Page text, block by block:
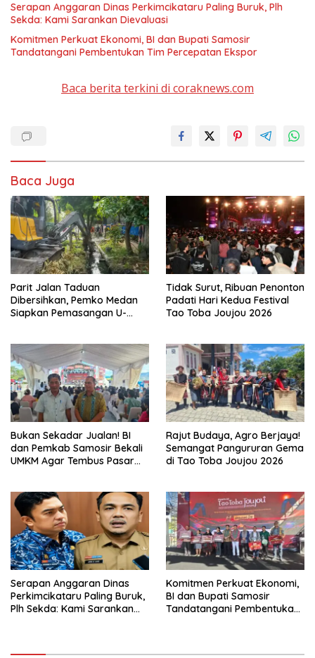
Serapan Anggaran Dinas Perkimcikataru Paling Buruk, Plh
Sekda: Kami Sarankan Dievaluasi
Komitmen Perkuat Ekonomi, BI dan Bupati Samosir
Tandatangani Pembentukan Tim Percepatan Ekspor
Baca berita terkini di coraknews.com
Baca Juga
Parit Jalan Taduan
Dibersihkan, Pemko Medan
Siapkan Pemasangan U-
Tidak Surut, Ribuan Penonton
Padati Hari Kedua Festival
Tao Toba Joujou 2026
Bukan Sekadar Jualan! BI
dan Pemkab Samosir Bekali
UMKM Agar Tembus Pasar
Rajut Budaya, Agro Berjaya!
Semangat Pangururan Gema
di Tao Toba Joujou 2026
Serapan Anggaran Dinas
Perkimcikataru Paling Buruk,
Plh Sekda: Kami Sarankan
Komitmen Perkuat Ekonomi,
BI dan Bupati Samosir
Tandatangani Pembentukan